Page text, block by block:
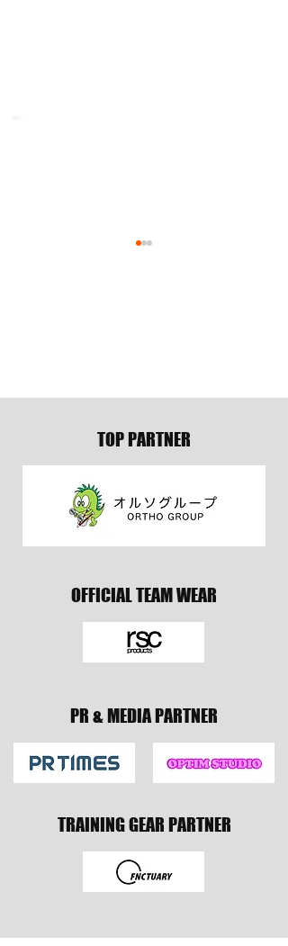
TOP PARTNER
OFFICIAL TEAM WEAR
PR & MEDIA PARTNER
TRAINING GEAR PARTNER